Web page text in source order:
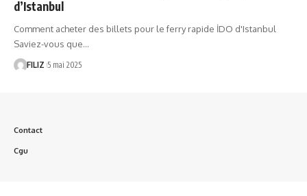
d’Istanbul
Comment acheter des billets pour le ferry rapide İDO d'Istanbul
Saviez-vous que…
FILIZ 5 mai 2025
Contact
Cgu